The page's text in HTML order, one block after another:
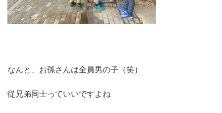
なんと、お孫さんは全員男の子（笑）
従兄弟同士っていいですよね